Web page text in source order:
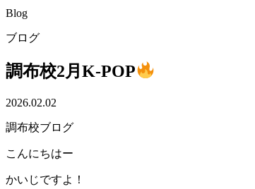
Blog
ブログ
調布校2月K-POP
2026.02.02
調布校ブログ
こんにちはー
かいじですよ！